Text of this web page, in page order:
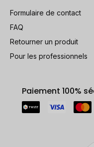
Formulaire de contact
FAQ
Retourner un produit
Pour les professionnels
Paiement 100%